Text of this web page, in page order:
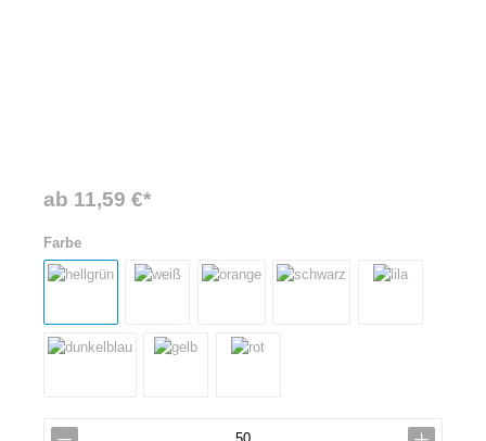
ab 11,59 €*
Farbe